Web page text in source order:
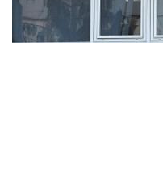
области
заболели
более